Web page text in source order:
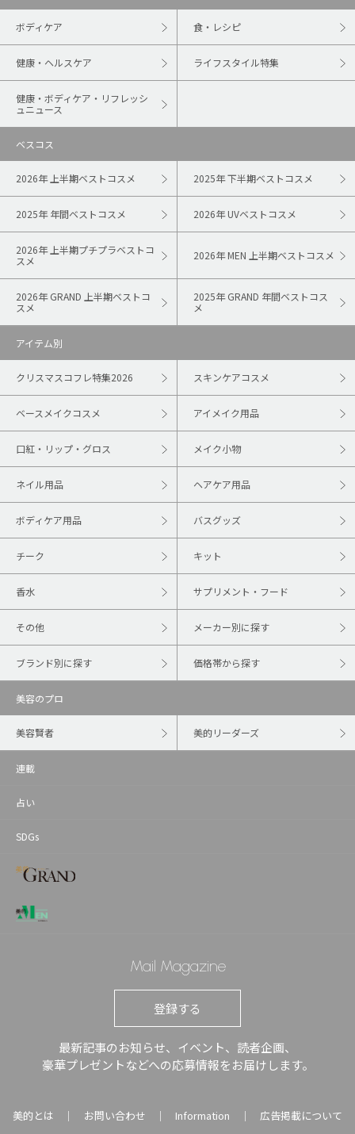
ボディケア 食・レシピ
健康・ヘルスケア ライフスタイル特集
健康・ボディケア・リフレッシ
ュニュース
ベスコス
2026年 上半期ベストコスメ 2025年 下半期ベストコスメ
2025年 年間ベストコスメ 2026年 UVベストコスメ
2026年 上半期プチプラベストコ
スメ
2026年 MEN 上半期ベストコスメ
2026年 GRAND 上半期ベストコ
スメ
2025年 GRAND 年間ベストコス
メ
アイテム別
クリスマスコフレ特集2026 スキンケアコスメ
ベースメイクコスメ アイメイク用品
口紅・リップ・グロス メイク小物
ネイル用品 ヘアケア用品
ボディケア用品 バスグッズ
チーク キット
香水 サプリメント・フード
その他 メーカー別に探す
ブランド別に探す 価格帯から探す
美容のプロ
美容賢者 美的リーダーズ
連載
占い
SDGs
Mail Magazine
登録する
最新記事のお知らせ、イベント、読者企画、
豪華プレゼントなどへの応募情報をお届けします。
美的とは ｜ お問い合わせ ｜ Information ｜ 広告掲載について